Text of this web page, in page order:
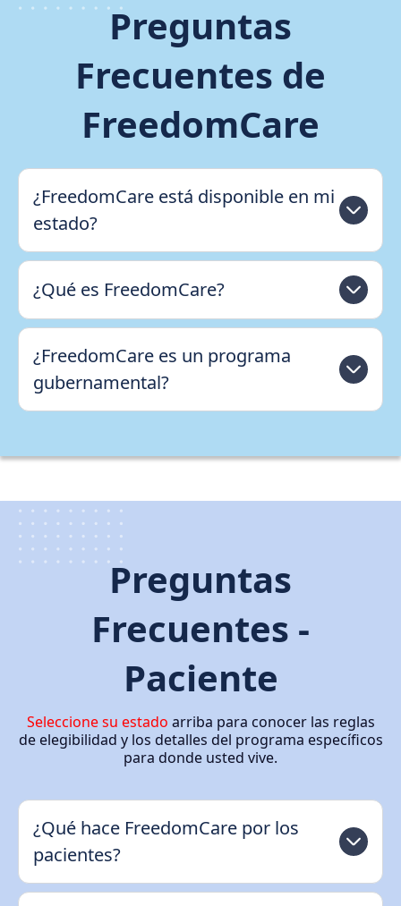
Preguntas
Frecuentes de
FreedomCare
¿FreedomCare está disponible en mi
estado?
¿Qué es FreedomCare?
¿FreedomCare es un programa
gubernamental?
Preguntas
Frecuentes -
Paciente
Seleccione su estado arriba para conocer las reglas
de elegibilidad y los detalles del programa específicos
para donde usted vive.
¿Qué hace FreedomCare por los
pacientes?